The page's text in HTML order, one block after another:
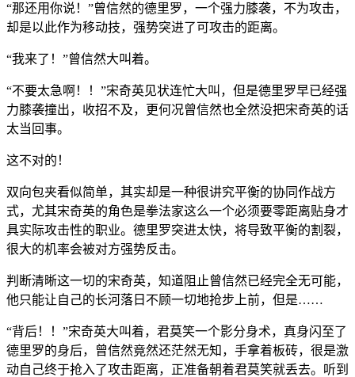
“那还用你说！”曾信然的德里罗，一个强力膝袭，不为攻击，
却是以此作为移动技，强势突进了可攻击的距离。
“我来了！”曾信然大叫着。
“不要太急啊！！”宋奇英见状连忙大叫，但是德里罗早已经强
力膝袭撞出，收招不及，更何况曾信然也全然没把宋奇英的话
太当回事。
这不对的！
双向包夹看似简单，其实却是一种很讲究平衡的协同作战方
式，尤其宋奇英的角色是拳法家这么一个必须要零距离贴身才
具实际攻击性的职业。德里罗突进太快，将导致平衡的割裂，
很大的机率会被对方强势反击。
判断清晰这一切的宋奇英，知道阻止曾信然已经完全无可能，
他只能让自己的长河落日不顾一切地抢步上前，但是……
“背后！！”宋奇英大叫着，君莫笑一个影分身术，真身闪至了
德里罗的身后，曾信然竟然还茫然无知，手拿着板砖，很是激
动自己终于抢入了攻击距离，正准备朝着君莫笑就丢去。听到